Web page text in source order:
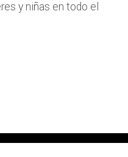
y niñas en todo el